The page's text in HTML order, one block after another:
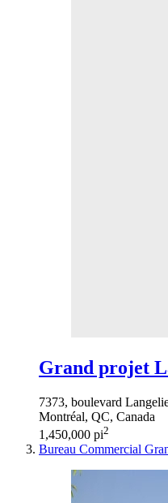
Grand projet
7373, boulevard
Montréal, QC, Canada
1,450,000 pi2
Bureau Commercial